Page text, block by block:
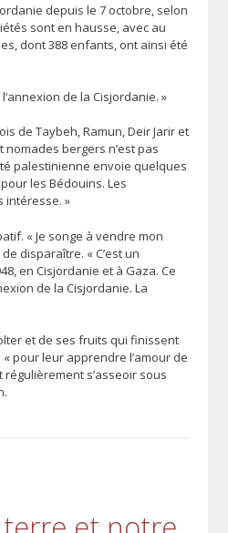
depuis le 7 octobre, selon
sont en hausse, avec au
dont 388 enfants, ont ainsi été
de la Cisjordanie. »
de Taybeh, Ramun, Deir Jarir et
bergers n’est pas
palestinienne envoie quelques
les Bédouins. Les
intéresse. »
« Je songe à vendre mon
disparaître. « C’est un
en Cisjordanie et à Gaza. Ce
de la Cisjordanie. La
et de ses fruits qui finissent
pour leur apprendre l’amour de
régulièrement s’asseoir sous